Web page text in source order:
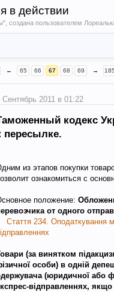
в действии
", создана пользователем
← 65 66 67 68 69 → 185
Сентябрь 2011 в 01:22
кодекс
пересылке.
из этапов покупки
ознакомиться с
положение:
от одного
Стаття 234. Оподаткування
(за винятком
особи) в одній
(юридичної або
відправленнях,